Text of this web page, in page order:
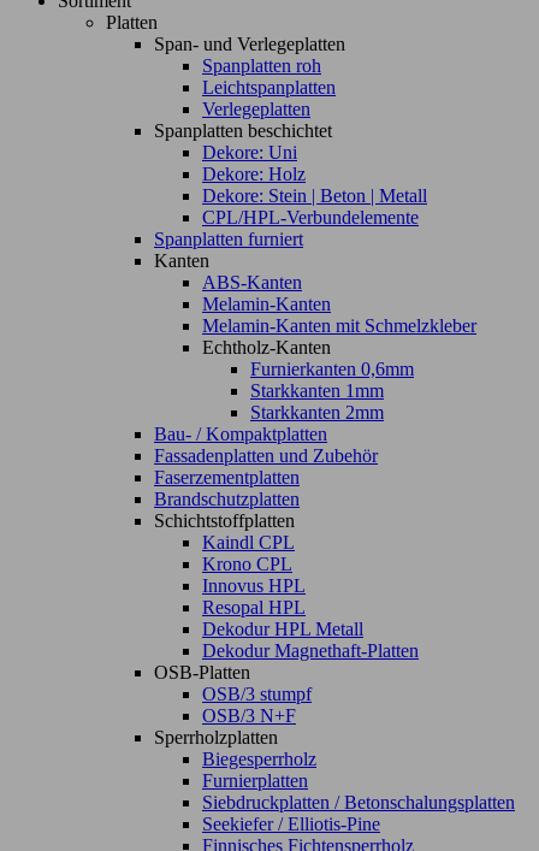
Platten
Span- und Verlegeplatten
Spanplatten roh
Leichtspanplatten
Verlegeplatten
Spanplatten beschichtet
Dekore: Uni
Dekore: Holz
Dekore: Stein | Beton | Metall
CPL/HPL-Verbundelemente
Spanplatten furniert
Kanten
ABS-Kanten
Melamin-Kanten
Melamin-Kanten mit Schmelzkleber
Echtholz-Kanten
Furnierkanten 0,6mm
Starkkanten 1mm
Starkkanten 2mm
Bau- / Kompaktplatten
Fassadenplatten und Zubehör
Faserzementplatten
Brandschutzplatten
Schichtstoffplatten
Kaindl CPL
Krono CPL
Innovus HPL
Resopal HPL
Dekodur HPL Metall
Dekodur Magnethaft-Platten
OSB-Platten
OSB/3 stumpf
OSB/3 N+F
Sperrholzplatten
Biegesperrholz
Furnierplatten
Siebdruckplatten / Betonschalungsplatten
Seekiefer / Elliotis-Pine
Finnisches Fichtensperrholz